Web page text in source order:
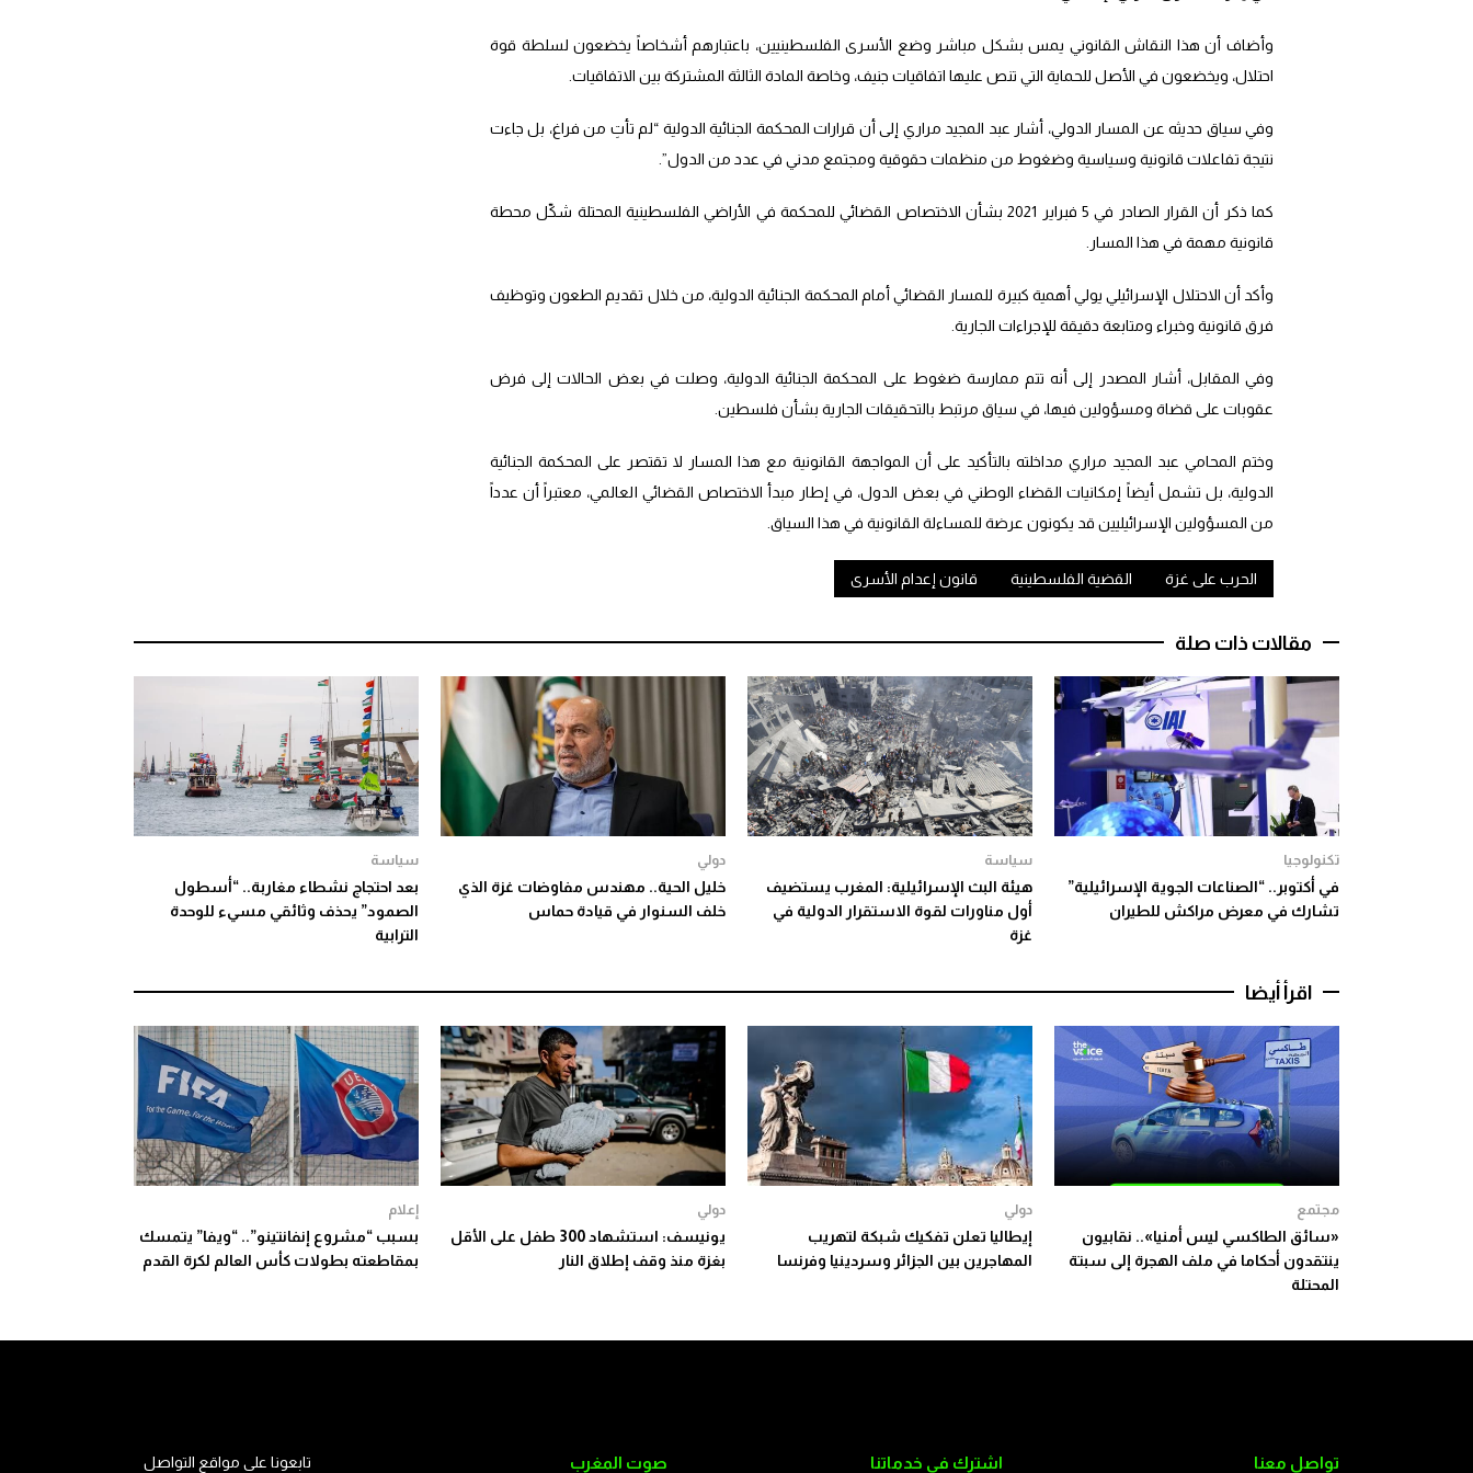
وأضاف أن هذا النقاش القانوني يمس بشكل مباشر وضع الأسرى الفلسطينيين، باعتبارهم أشخاصاً يخضعون لسلطة قوة
احتلال، ويخضعون في الأصل للحماية التي تنص عليها اتفاقيات جنيف، وخاصة المادة الثالثة المشتركة بين الاتفاقيات.
وفي سياق حديثه عن المسار الدولي، أشار عبد المجيد مراري إلى أن قرارات المحكمة الجنائية الدولية “لم تأتِ من فراغ، بل جاءت
نتيجة تفاعلات قانونية وسياسية وضغوط من منظمات حقوقية ومجتمع مدني في عدد من الدول”.
كما ذكر أن القرار الصادر في 5 فبراير 2021 بشأن الاختصاص القضائي للمحكمة في الأراضي الفلسطينية المحتلة شكّل محطة
قانونية مهمة في هذا المسار.
وأكد أن الاحتلال الإسرائيلي يولي أهمية كبيرة للمسار القضائي أمام المحكمة الجنائية الدولية، من خلال تقديم الطعون وتوظيف
فرق قانونية وخبراء ومتابعة دقيقة للإجراءات الجارية.
وفي المقابل، أشار المصدر إلى أنه تتم ممارسة ضغوط على المحكمة الجنائية الدولية، وصلت في بعض الحالات إلى فرض
عقوبات على قضاة ومسؤولين فيها، في سياق مرتبط بالتحقيقات الجارية بشأن فلسطين.
وختم المحامي عبد المجيد مراري مداخلته بالتأكيد على أن المواجهة القانونية مع هذا المسار لا تقتصر على المحكمة الجنائية
الدولية، بل تشمل أيضاً إمكانيات القضاء الوطني في بعض الدول، في إطار مبدأ الاختصاص القضائي العالمي، معتبراً أن عدداً
من المسؤولين الإسرائيليين قد يكونون عرضة للمساءلة القانونية في هذا السياق.
الحرب على غزة القضية الفلسطينية قانون إعدام الأسرى
مقالات ذات صلة
تكنولوجيا
في أكتوبر.. “الصناعات الجوية الإسرائيلية”
تشارك في معرض مراكش للطيران
سياسة
هيئة البث الإسرائيلية: المغرب يستضيف
أول مناورات لقوة الاستقرار الدولية في
غزة
دولي
خليل الحية.. مهندس مفاوضات غزة الذي
خلف السنوار في قيادة حماس
سياسة
بعد احتجاج نشطاء مغاربة.. “أسطول
الصمود” يحذف وثائقي مسيء للوحدة
الترابية
اقرأ أيضا
مجتمع
«سائق الطاكسي ليس أمنيا».. نقابيون
ينتقدون أحكاما في ملف الهجرة إلى سبتة
المحتلة
دولي
إيطاليا تعلن تفكيك شبكة لتهريب
المهاجرين بين الجزائر وسردينيا وفرنسا
دولي
يونيسف: استشهاد 300 طفل على الأقل
بغزة منذ وقف إطلاق النار
إعلام
بسبب “مشروع إنفانتينو”.. “ويفا” يتمسك
بمقاطعته بطولات كأس العالم لكرة القدم
تواصل معنا اشترك في خدماتنا صوت المغرب تابعونا على مواقع التواصل